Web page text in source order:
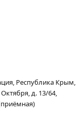
Республика Крым,
д. 13/64,